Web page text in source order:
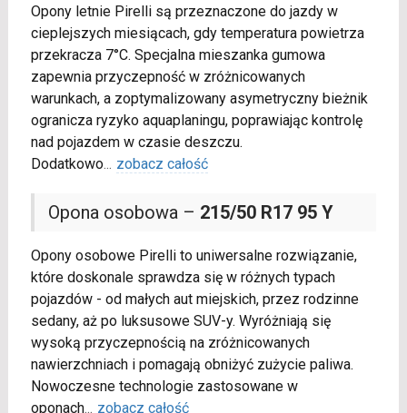
Opony letnie Pirelli są przeznaczone do jazdy w
cieplejszych miesiącach, gdy temperatura powietrza
przekracza 7°C. Specjalna mieszanka gumowa
zapewnia przyczepność w zróżnicowanych
warunkach, a zoptymalizowany asymetryczny bieżnik
ogranicza ryzyko aquaplaningu, poprawiając kontrolę
nad pojazdem w czasie deszczu.
Dodatkowo... zobacz całość
Opona osobowa – 215/50 R17 95 Y
Opony osobowe Pirelli to uniwersalne rozwiązanie,
które doskonale sprawdza się w różnych typach
pojazdów - od małych aut miejskich, przez rodzinne
sedany, aż po luksusowe SUV-y. Wyróżniają się
wysoką przyczepnością na zróżnicowanych
nawierzchniach i pomagają obniżyć zużycie paliwa.
Nowoczesne technologie zastosowane w
oponach... zobacz całość